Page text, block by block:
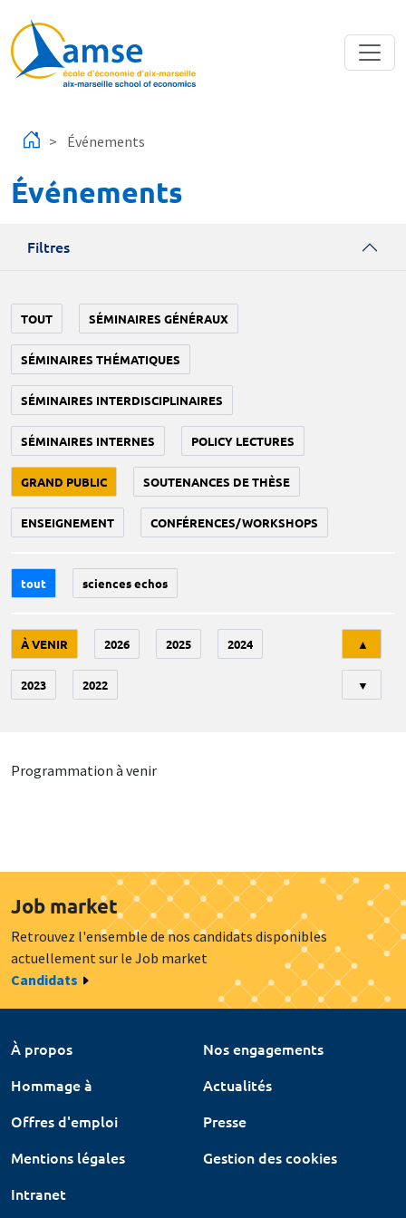
Événements
Événements
Filtres
TOUT SÉMINAIRES GÉNÉRAUX
SÉMINAIRES THÉMATIQUES
SÉMINAIRES INTERDISCIPLINAIRES
SÉMINAIRES INTERNES POLICY LECTURES
GRAND PUBLIC SOUTENANCES DE THÈSE
ENSEIGNEMENT CONFÉRENCES/WORKSHOPS
tout sciences echos
À VENIR 2026 2025 2024
2023 2022
▲
▼
Programmation à venir
Job market
Retrouvez l'ensemble de nos candidats disponibles
actuellement sur le Job market
Candidats
À propos
Nos engagements
Hommage à
Actualités
Offres d'emploi
Presse
Mentions légales
Gestion des cookies
Intranet